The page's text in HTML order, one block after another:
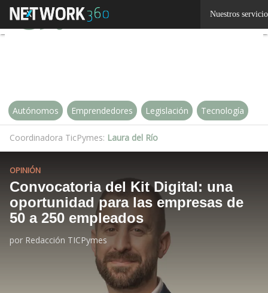
Nuestros
Autónomos Emprendedores Legislación Tecnología
Coordinadora TicPymes: Laura del Río
OPINIÓN
Convocatoria del Kit Digital: una
oportunidad para las empresas de
50 a 250 empleados
por Redacción TICPymes